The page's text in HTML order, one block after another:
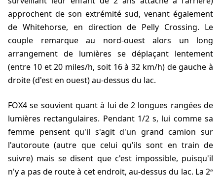
approchent de son extrémité sud, venant également
de Whitehorse, en direction de Pelly Crossing. Le
couple remarque au nord-ouest alors un long
arrangement de lumières se déplaçant lentement
(entre 10 et 20 miles/h, soit 16 à 32 km/h) de gauche à
droite (d'est en ouest) au-dessus du lac.
FOX4 se souvient quant à lui de 2 longues rangées de
lumières rectangulaires. Pendant 1/2 s, lui comme sa
femme pensent qu'il s'agit d'un grand camion sur
l'autoroute (autre que celui qu'ils sont en train de
suivre) mais se disent que c'est impossible, puisqu'il
n'y a pas de route à cet endroit, au-dessus du lac. La 2ᵉ